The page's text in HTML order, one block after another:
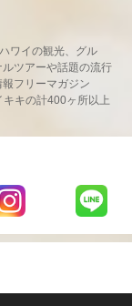
ワイの観光、グル
ツアーや話題の流行
フリーマガジン
キの計400ヶ所以上
LaniLani